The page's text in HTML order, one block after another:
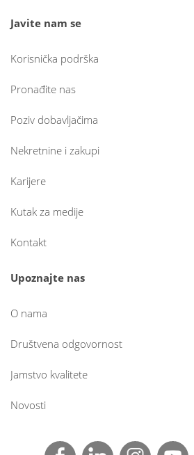
Javite nam se
Korisnička podrška
Pronađite nas
Poziv dobavljačima
Nekretnine i zakupi
Karijere
Kutak za medije
Kontakt
Upoznajte nas
O nama
Društvena odgovornost
Jamstvo kvalitete
Novosti